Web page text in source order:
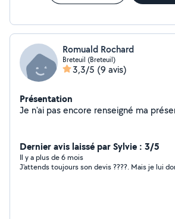
Romuald Rochard
Breteuil (Breteuil)
3,3/5 (9 avis)
Présentation
Je n'ai pas encore
Dernier avis laissé par Sylvie : 3/5
Il y a plus de 6 mois
J'attends toujours son devis ????. Mais je lui